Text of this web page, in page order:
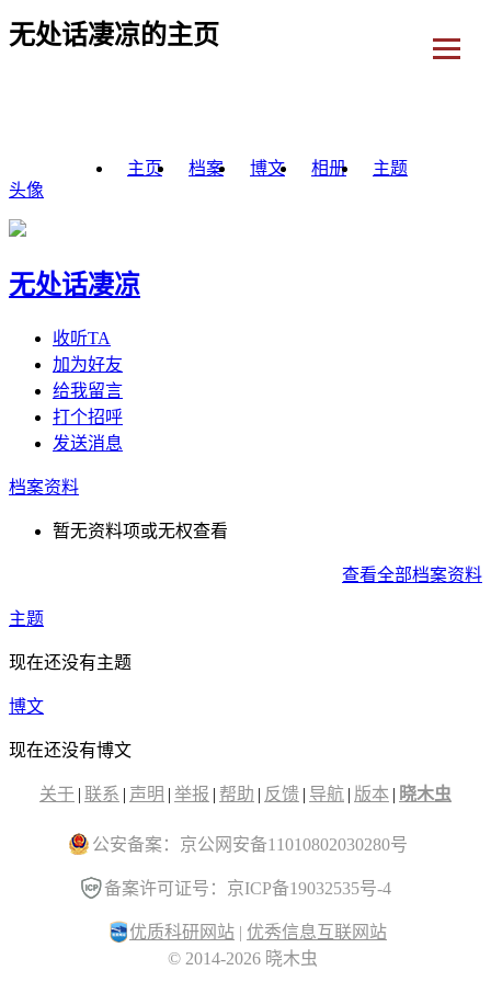
无处话凄凉的主页
主页 档案 博文 相册
主题
头像
无处话凄凉
收听TA
加为好友
给我留言
打个招呼
发送消息
档案资料
暂无资料项或无权查看
查看全部档案资料
主题
现在还没有主题
博文
现在还没有博文
关于 | 联系 | 声明 | 举报 | 帮助 | 反馈 | 导航 | 版本 | 晓木虫
公安备案：京公网安备11010802030280号
备案许可证号：京ICP备19032535号-4
优质科研网站 | 优秀信息互联网站
© 2014-2026 晓木虫